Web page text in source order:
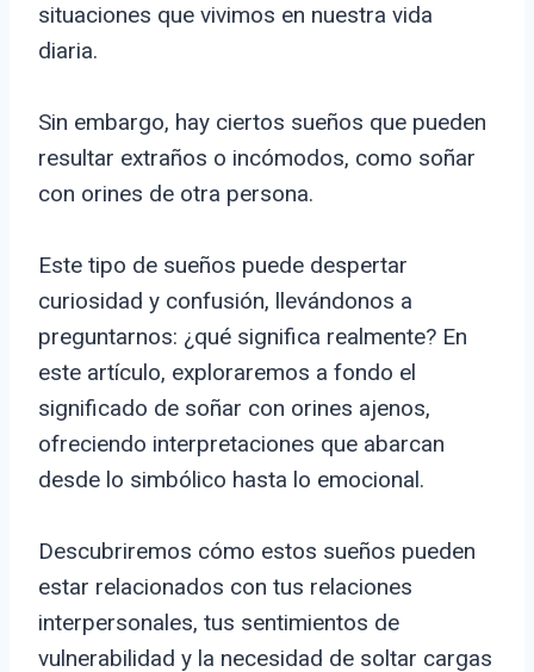
situaciones que vivimos en nuestra vida
diaria.
Sin embargo, hay ciertos sueños que pueden
resultar extraños o incómodos, como soñar
con orines de otra persona.
Este tipo de sueños puede despertar
curiosidad y confusión, llevándonos a
preguntarnos: ¿qué significa realmente? En
este artículo, exploraremos a fondo el
significado de soñar con orines ajenos,
ofreciendo interpretaciones que abarcan
desde lo simbólico hasta lo emocional.
Descubriremos cómo estos sueños pueden
estar relacionados con tus relaciones
interpersonales, tus sentimientos de
vulnerabilidad y la necesidad de soltar cargas